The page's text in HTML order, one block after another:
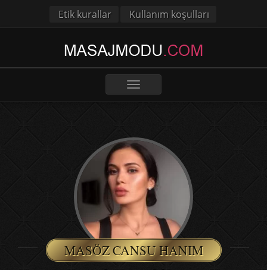
Etik kurallar Kullanım koşulları
Toggle
MASÖZ CANSU HANIM